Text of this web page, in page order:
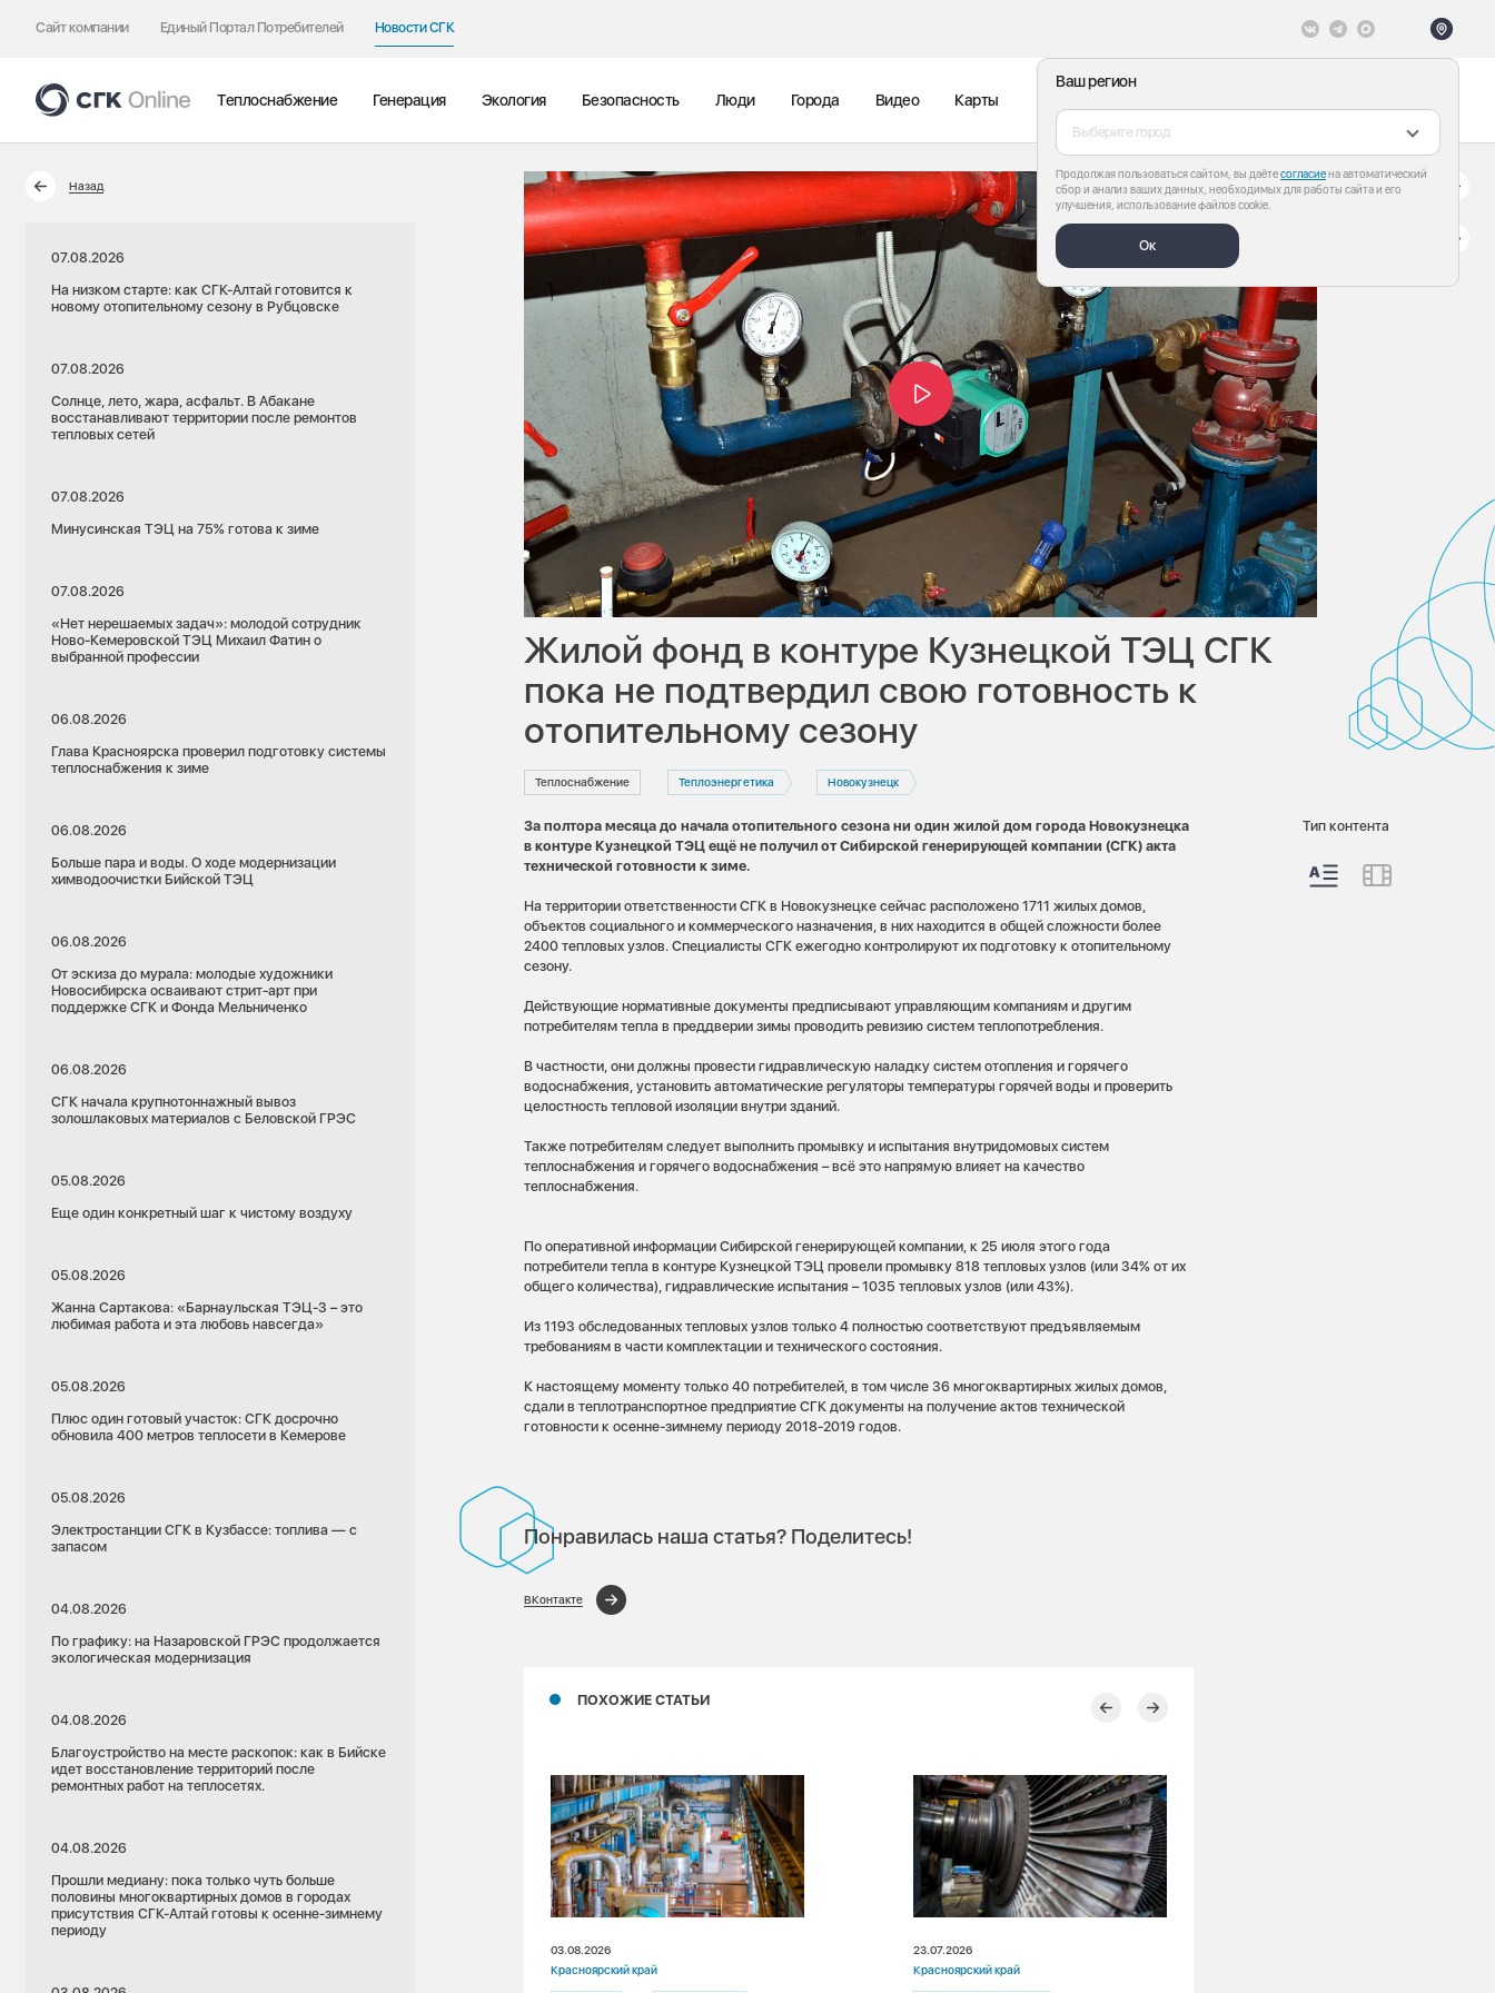
Сайт компании Единый Портал Потребителей Новости СГК
Ваш регион
Выберите город
Продолжая пользоваться сайтом, вы даётесогласиена автоматический
сбор и анализ ваших данных, необходимых для работы сайта и его
улучшения, использование файлов cookie.
Ок
Теплоснабжение Генерация Экология Безопасность Люди Города Видео Карты
Назад
07.08.2026
На низком старте: как СГК-Алтай готовится к
новому отопительному сезону в Рубцовске
07.08.2026
Солнце, лето, жара, асфальт. В Абакане
восстанавливают территории после ремонтов
тепловых сетей
07.08.2026
Минусинская ТЭЦ на 75% готова к зиме
07.08.2026
«Нет нерешаемых задач»: молодой сотрудник
Ново-Кемеровской ТЭЦ Михаил Фатин о
выбранной профессии
06.08.2026
Глава Красноярска проверил подготовку системы
теплоснабжения к зиме
06.08.2026
Больше пара и воды. О ходе модернизации
химводоочистки Бийской ТЭЦ
06.08.2026
От эскиза до мурала: молодые художники
Новосибирска осваивают стрит-арт при
поддержке СГК и Фонда Мельниченко
06.08.2026
СГК начала крупнотоннажный вывоз
золошлаковых материалов с Беловской ГРЭС
05.08.2026
Еще один конкретный шаг к чистому воздуху
05.08.2026
Жанна Сартакова: «Барнаульская ТЭЦ-3 – это
любимая работа и эта любовь навсегда»
05.08.2026
Плюс один готовый участок: СГК досрочно
обновила 400 метров теплосети в Кемерове
05.08.2026
Электростанции СГК в Кузбассе: топлива — с
запасом
04.08.2026
По графику: на Назаровской ГРЭС продолжается
экологическая модернизация
04.08.2026
Благоустройство на месте раскопок: как в Бийске
идет восстановление территорий после
ремонтных работ на теплосетях.
04.08.2026
Прошли медиану: пока только чуть больше
половины многоквартирных домов в городах
присутствия СГК-Алтай готовы к осенне-зимнему
периоду
Жилой фонд в контуре Кузнецкой ТЭЦ СГК
пока не подтвердил свою готовность к
отопительному сезону
Теплоснабжение Теплоэнергетика Новокузнецк
За полтора месяца до начала отопительного сезона ни один жилой дом города Новокузнецка
в контуре Кузнецкой ТЭЦ ещё не получил от Сибирской генерирующей компании (СГК) акта
технической готовности к зиме.
На территории ответственности СГК в Новокузнецке сейчас расположено 1711 жилых домов,
объектов социального и коммерческого назначения, в них находится в общей сложности более
2400 тепловых узлов. Специалисты СГК ежегодно контролируют их подготовку к отопительному
сезону.
Действующие нормативные документы предписывают управляющим компаниям и другим
потребителям тепла в преддверии зимы проводить ревизию систем теплопотребления.
В частности, они должны провести гидравлическую наладку систем отопления и горячего
водоснабжения, установить автоматические регуляторы температуры горячей воды и проверить
целостность тепловой изоляции внутри зданий.
Также потребителям следует выполнить промывку и испытания внутридомовых систем
теплоснабжения и горячего водоснабжения – всё это напрямую влияет на качество
теплоснабжения.
По оперативной информации Сибирской генерирующей компании, к 25 июля этого года
потребители тепла в контуре Кузнецкой ТЭЦ провели промывку 818 тепловых узлов (или 34% от их
общего количества), гидравлические испытания – 1035 тепловых узлов (или 43%).
Из 1193 обследованных тепловых узлов только 4 полностью соответствуют предъявляемым
требованиям в части комплектации и технического состояния.
К настоящему моменту только 40 потребителей, в том числе 36 многоквартирных жилых домов,
сдали в теплотранспортное предприятие СГК документы на получение актов технической
готовности к осенне-зимнему периоду 2018-2019 годов.
Понравилась наша статья? Поделитесь!
ВКонтакте
ПОХОЖИЕ СТАТЬИ
03.08.2026
Красноярский край
23.07.2026
Красноярский край
Тип контента